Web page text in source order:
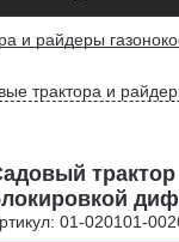
и райдеры
трактора и
трактор
01-020101-